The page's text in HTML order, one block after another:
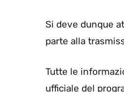
Si deve dunque
parte alla
Tutte le
ufficiale del